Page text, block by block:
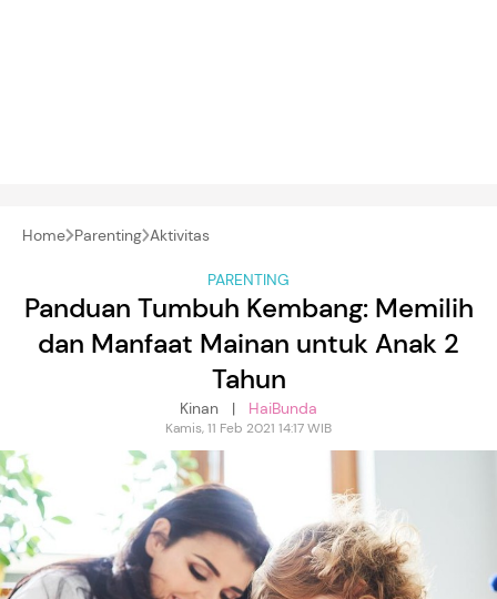
Home Parenting Aktivitas
PARENTING
Panduan Tumbuh Kembang: Memilih
dan Manfaat Mainan untuk Anak 2
Tahun
Kinan | HaiBunda
Kamis, 11 Feb 2021 14:17 WIB